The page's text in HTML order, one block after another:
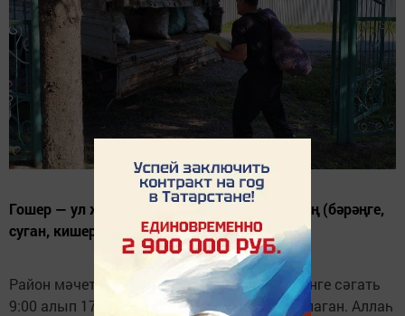
Гошер — ул җирдән җыеп алынган уңышның (бәрәңге,
суган, кишер, бал, чөгендер һ.б.) зәкяте.
Район мәчетендә 30 сентябрьгә кадәр иртәнге сәгать
9:00 алып 17:00 гә кадәр гошер җыела башлаган. Аллаһ